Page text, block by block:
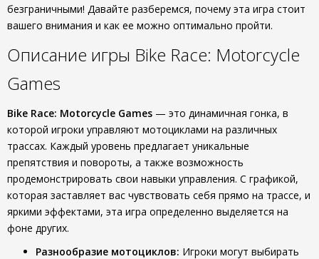
безграничными! Давайте разберемся, почему эта игра стоит
вашего внимания и как ее можно оптимально пройти.
Описание игры Bike Race: Motorcycle
Games
Bike Race: Motorcycle Games — это динамичная гонка, в
которой игроки управляют мотоциклами на различных
трассах. Каждый уровень предлагает уникальные
препятствия и повороты, а также возможность
продемонстрировать свои навыки управления. С графикой,
которая заставляет вас чувствовать себя прямо на трассе, и
яркими эффектами, эта игра определенно выделяется на
фоне других.
Разнообразие мотоциклов: Игроки могут выбирать